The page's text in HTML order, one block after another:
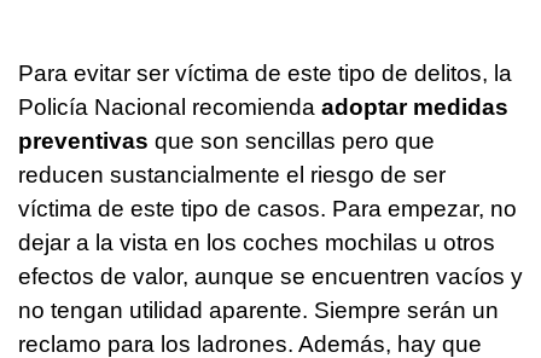
Para evitar ser víctima de este tipo de delitos, la
Policía Nacional recomienda adoptar medidas
preventivas que son sencillas pero que
reducen sustancialmente el riesgo de ser
víctima de este tipo de casos. Para empezar, no
dejar a la vista en los coches mochilas u otros
efectos de valor, aunque se encuentren vacíos y
no tengan utilidad aparente. Siempre serán un
reclamo para los ladrones. Además, hay que